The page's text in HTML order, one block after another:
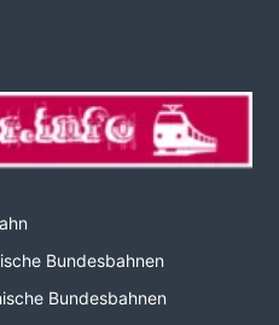
Bundesbahnen
Bundesbahnen